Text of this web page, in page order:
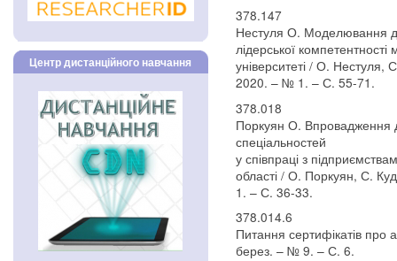
Центр дистанційного навчання
378.147
Нестуля О. Моделювання
лідерської
університеті / О.
2020. – № 1. – С. 55-71.
378.018
Поркуян О. Впровадження
спеціальностей
у співпраці з
області / О. Поркуян, С.
1. – С. 36-33.
378.014.6
Питання сертифікатів про
берез. – № 9. – С. 6.